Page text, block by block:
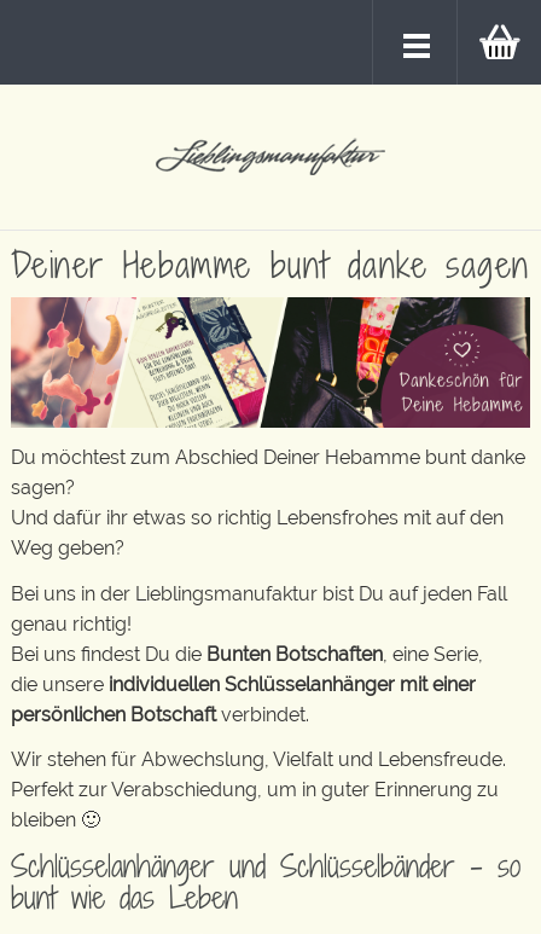
Deiner Hebamme bunt danke sagen
Du möchtest zum Abschied Deiner Hebamme bunt danke
sagen?
Und dafür ihr etwas so richtig Lebensfrohes mit auf den
Weg geben?
Bei uns in der Lieblingsmanufaktur bist Du auf jeden Fall
genau richtig!
Bei uns findest Du die Bunten Botschaften , eine Serie,
die unsere individuellen Schlüsselanhänger mit einer
persönlichen Botschaftverbindet.
Wir stehen für Abwechslung, Vielfalt und Lebensfreude.
Perfekt zur Verabschiedung, um in guter Erinnerung zu
bleiben 🙂
Schlüsselanhänger und Schlüsselbänder – so
bunt wie das Leben